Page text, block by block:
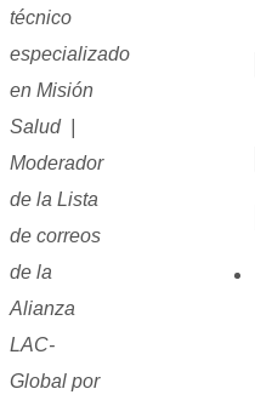
técnico
especializado
en Misión
Salud |
Moderador
de la Lista
de correos
de la
Alianza
LAC-
Global por